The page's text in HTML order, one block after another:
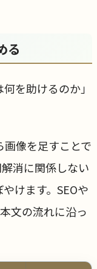
る
を助けるのか」
像を足すことで
消に関係しない
けます。SEOや
文の流れに沿っ